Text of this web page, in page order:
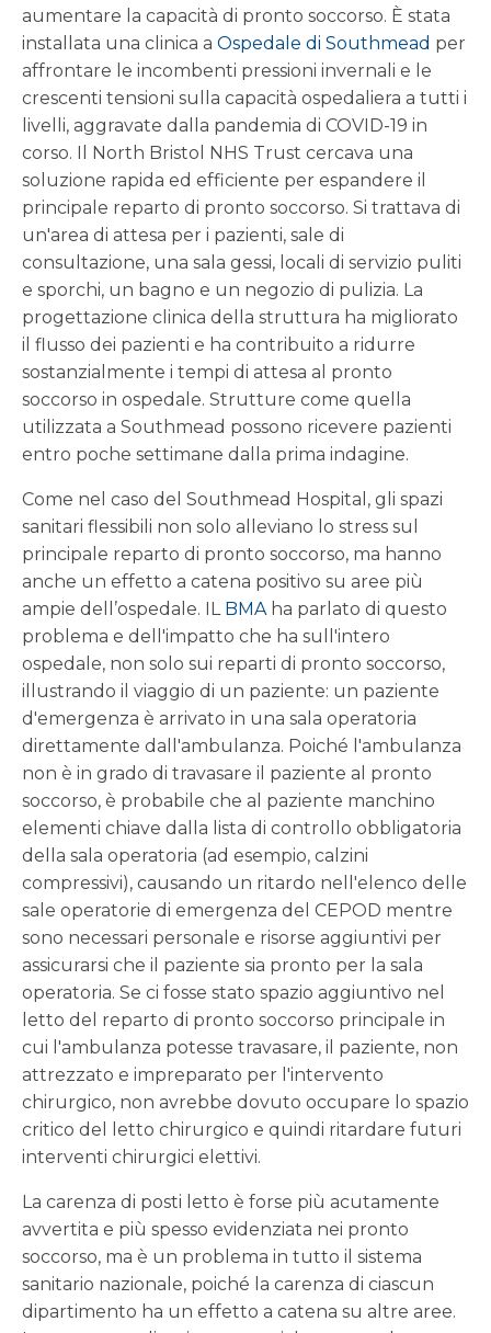
aumentare la capacità di pronto soccorso. È stata
installata una clinica a Ospedale di Southmead per
affrontare le incombenti pressioni invernali e le
crescenti tensioni sulla capacità ospedaliera a tutti i
livelli, aggravate dalla pandemia di COVID-19 in
corso. Il North Bristol NHS Trust cercava una
soluzione rapida ed efficiente per espandere il
principale reparto di pronto soccorso. Si trattava di
un'area di attesa per i pazienti, sale di
consultazione, una sala gessi, locali di servizio puliti
e sporchi, un bagno e un negozio di pulizia. La
progettazione clinica della struttura ha migliorato
il flusso dei pazienti e ha contribuito a ridurre
sostanzialmente i tempi di attesa al pronto
soccorso in ospedale. Strutture come quella
utilizzata a Southmead possono ricevere pazienti
entro poche settimane dalla prima indagine.
Come nel caso del Southmead Hospital, gli spazi
sanitari flessibili non solo alleviano lo stress sul
principale reparto di pronto soccorso, ma hanno
anche un effetto a catena positivo su aree più
ampie dell’ospedale. IL BMAha parlato di questo
problema e dell'impatto che ha sull'intero
ospedale, non solo sui reparti di pronto soccorso,
illustrando il viaggio di un paziente: un paziente
d'emergenza è arrivato in una sala operatoria
direttamente dall'ambulanza. Poiché l'ambulanza
non è in grado di travasare il paziente al pronto
soccorso, è probabile che al paziente manchino
elementi chiave dalla lista di controllo obbligatoria
della sala operatoria (ad esempio, calzini
compressivi), causando un ritardo nell'elenco delle
sale operatorie di emergenza del CEPOD mentre
sono necessari personale e risorse aggiuntivi per
assicurarsi che il paziente sia pronto per la sala
operatoria. Se ci fosse stato spazio aggiuntivo nel
letto del reparto di pronto soccorso principale in
cui l'ambulanza potesse travasare, il paziente, non
attrezzato e impreparato per l'intervento
chirurgico, non avrebbe dovuto occupare lo spazio
critico del letto chirurgico e quindi ritardare futuri
interventi chirurgici elettivi.
La carenza di posti letto è forse più acutamente
avvertita e più spesso evidenziata nei pronto
soccorso, ma è un problema in tutto il sistema
sanitario nazionale, poiché la carenza di ciascun
dipartimento ha un effetto a catena su altre aree.